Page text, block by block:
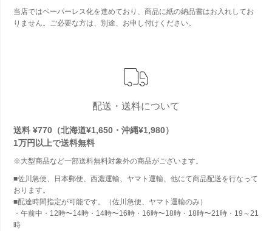
当店ではペーパーレス化を進めており、商品に紙の納品書はお入れしてお
りません。ご必要な方は、別途、お申し付けください。
配送・送料について
送料 ¥770（北海道¥1,650・沖縄¥1,980）
1万円以上で送料無料
※大型商品など一部送料無料対象外の商品がございます。
■佐川急便、日本郵便、西濃運輸、ヤマト運輸、他にて商品配送を行なって
おります。
■配達時間指定が可能です。（佐川急便、ヤマト運輸のみ）
・午前中・12時〜14時・14時〜16時・16時〜18時・18時〜21時・19～21
時